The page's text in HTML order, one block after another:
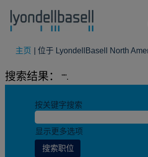
主页 位于 LyondellBasell North
搜索结果： "".
按关键字搜索
显示更多选项